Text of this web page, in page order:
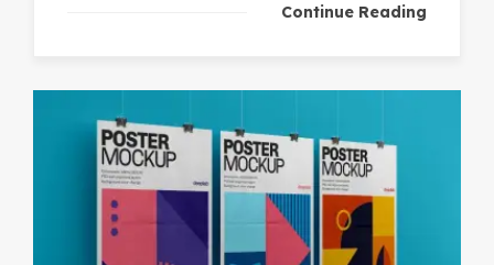
Continue Reading